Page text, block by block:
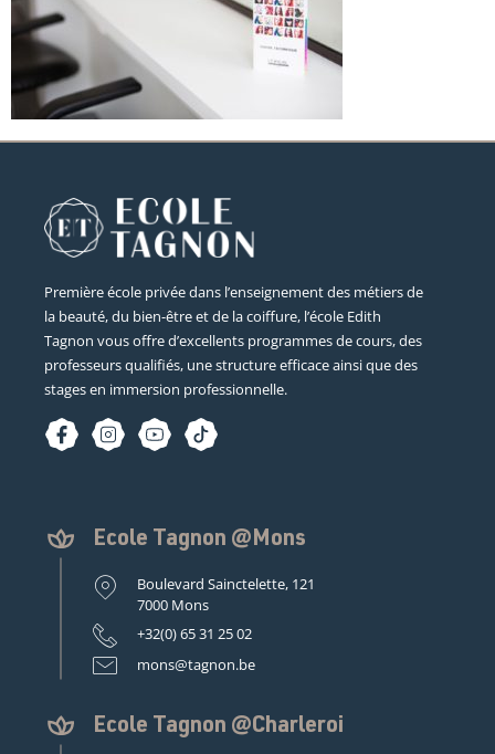
Première école privée dans l’enseignement des métiers de
la beauté, du bien-être et de la coiffure, l’école Edith
Tagnon vous offre d’excellents programmes de cours, des
professeurs qualifiés, une structure efficace ainsi que des
stages en immersion professionnelle.
Ecole Tagnon @Mons
Boulevard Sainctelette, 121
7000 Mons
+32(0) 65 31 25 02
mons@tagnon.be
Ecole Tagnon @Charleroi